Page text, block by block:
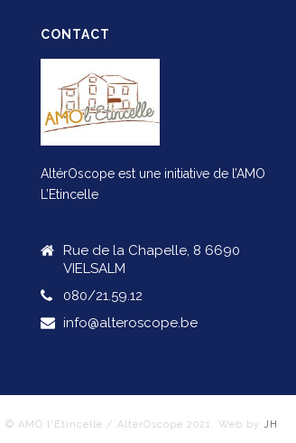
CONTACT
AltérOscope est une initiative de l’AMO
L’Etincelle
Rue de la Chapelle, 8 6690
VIELSALM
080/21.59.12
info@alteroscope.be
© AMO l'Etincelle / AltérOscope 2021. Web by JH